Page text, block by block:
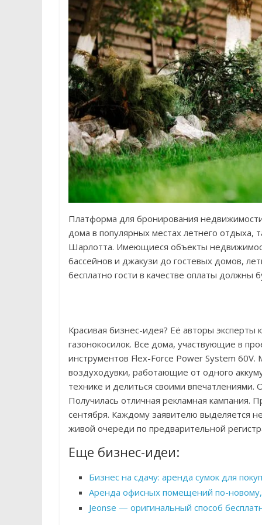
Платформа для бронирования
дома в популярных местах летнего отдыха,
Шарлотта. Имеющиеся объекты
бассейнов и джакузи до гостевых домов,
бесплатно гости в качестве оплаты должны
Красивая бизнес-идея? Её авторы эксперты
газонокосилок. Все дома, участвующие в
инструментов Flex-Force Power System
воздуходувки, работающие от одного
технике и делиться своими
Получилась отличная рекламная кампания.
сентября. Каждому заявителю выделяется
живой очереди по предварительной
Еще бизнес-идеи:
Бизнес на сдачу: аренда сумок для
Аренда офисных помещений по-новому,
Jeonse — оригинальный способ